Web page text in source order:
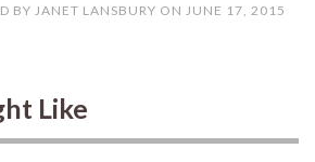
BY JANET LANSBURY ON JUNE 17, 2015
Like